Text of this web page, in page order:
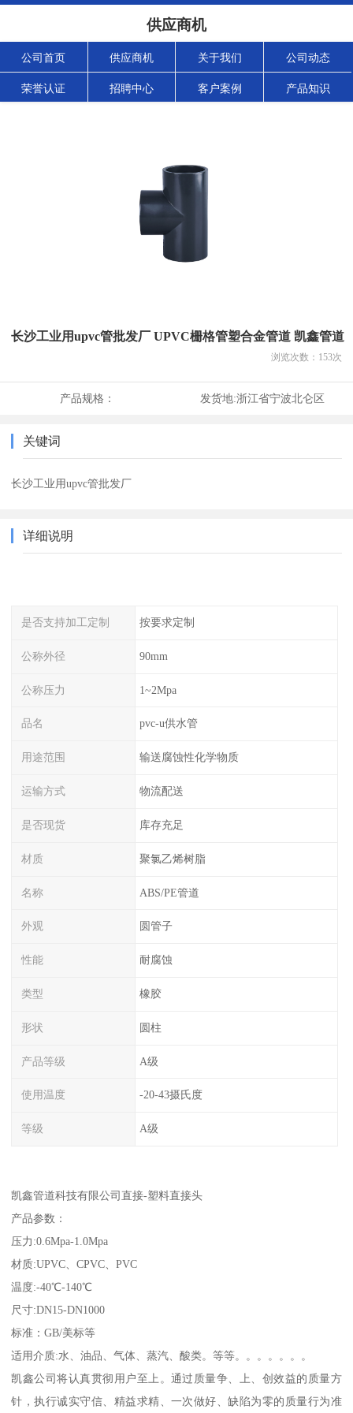
供应商机
公司首页 供应商机 关于我们 公司动态
荣誉认证 招聘中心 客户案例 产品知识
长沙工业用upvc管批发厂 UPVC栅格管塑合金管道 凯鑫管道
浏览次数： 153次
产品规格： 发货地:浙江省宁波北仑区
关键词
长沙工业用upvc管批发厂
详细说明
是否支持加工定制 按要求定制
公称外径 90mm
公称压力 1~2Mpa
品名 pvc-u供水管
用途范围 输送腐蚀性化学物质
运输方式 物流配送
是否现货 库存充足
材质 聚氯乙烯树脂
名称 ABS/PE管道
外观 圆管子
性能 耐腐蚀
类型 橡胶
形状 圆柱
产品等级 A级
使用温度 -20-43摄氏度
等级 A级
凯鑫管道科技有限公司直接-塑料直接头
产品参数：
压力:0.6Mpa-1.0Mpa
材质:UPVC、CPVC、PVC
温度:-40℃-140℃
尺寸:DN15-DN1000
标准：GB/美标等
适用介质:水、油品、气体、蒸汽、酸类。等等。。。。。。。
凯鑫公司将认真贯彻用户至上。通过质量争、上、创效益的质量方
针，执行诚实守信、精益求精、一次做好、缺陷为零的质量行为准